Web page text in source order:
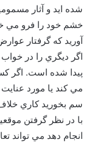
شده ايد و آثار
خشم خود را فرو مي
آوريد که گرفتار
اگر ديگري را در
پيدا شده است. اگر
مي کند يا مورد
سم بخوريد کاري
با در نظر گرفتن
انجام دهد مي تواند